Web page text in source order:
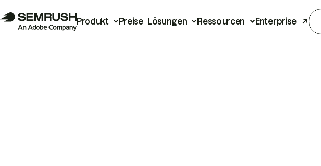
Produkt Preise Lösungen Ressourcen Enterprise